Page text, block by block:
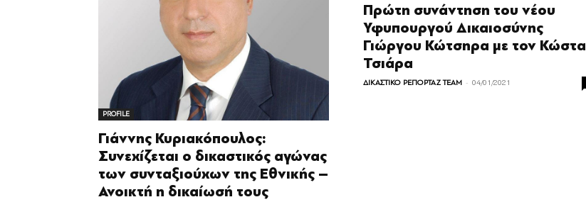
PROFILE
Γιάννης Κυριακόπουλος:
Συνεχίζεται ο δικαστικός αγώνας
των συνταξιούχων της Εθνικής –
Ανοικτή η δικαίωσή τους
Πρώτη συνάντηση του νέου
Υφυπουργού Δικαιοσύνης
Γιώργου Κώτσηρα με τον Κώστα
Τσιάρα
ΔΙΚΑΣΤΙΚΟ ΡΕΠΟΡΤΑΖ TEAM - 04/01/2021